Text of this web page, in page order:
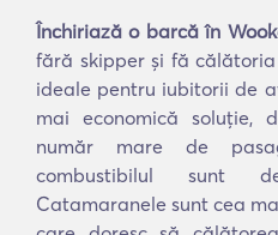
Închiriază o barcă în
fără skipper și fă
ideale pentru iubitorii de
mai economică soluție,
număr mare de
combustibilul sunt
Catamaranele sunt cea